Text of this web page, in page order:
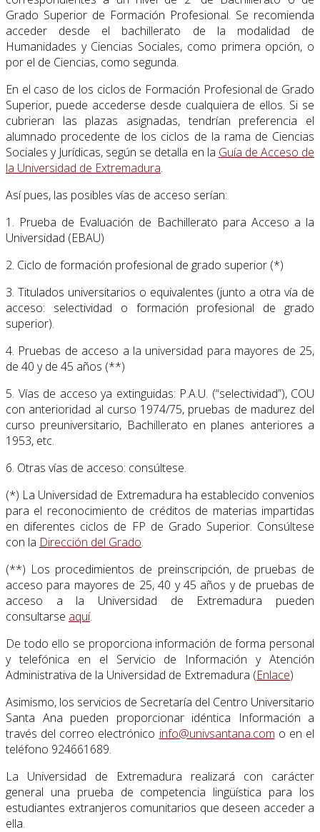
Grado Superior de Formación Profesional. Se recomienda
acceder desde el bachillerato de la modalidad de
Humanidades y Ciencias Sociales, como primera opción, o
por el de Ciencias, como segunda.
En el caso de los ciclos de Formación Profesional de Grado
Superior, puede accederse desde cualquiera de ellos. Si se
cubrieran las plazas asignadas, tendrían preferencia el
alumnado procedente de los ciclos de la rama de Ciencias
Sociales y Jurídicas, según se detalla en la Guía de Acceso de
la Universidad de Extremadura.
Así pues, las posibles vías de acceso serían:
1. Prueba de Evaluación de Bachillerato para Acceso a la
Universidad (EBAU)
2. Ciclo de formación profesional de grado superior (*)
3. Titulados universitarios o equivalentes (junto a otra vía de
acceso: selectividad o formación profesional de grado
superior).
4. Pruebas de acceso a la universidad para mayores de 25,
de 40 y de 45 años (**)
5. Vías de acceso ya extinguidas: P.A.U. (“selectividad”), COU
con anterioridad al curso 1974/75, pruebas de madurez del
curso preuniversitario, Bachillerato en planes anteriores a
1953, etc.
6. Otras vías de acceso: consúltese.
(*) La Universidad de Extremadura ha establecido convenios
para el reconocimiento de créditos de materias impartidas
en diferentes ciclos de FP de Grado Superior. Consúltese
con la Dirección del Grado.
(**) Los procedimientos de preinscripción, de pruebas de
acceso para mayores de 25, 40 y 45 años y de pruebas de
acceso a la Universidad de Extremadura pueden
consultarse aquí.
De todo ello se proporciona información de forma personal
y telefónica en el Servicio de Información y Atención
Administrativa de la Universidad de Extremadura (Enlace)
Asimismo, los servicios de Secretaría del Centro Universitario
Santa Ana pueden proporcionar idéntica Información a
través del correo electrónico info@univsantana.com o en el
teléfono 924661689.
La Universidad de Extremadura realizará con carácter
general una prueba de competencia lingüística para los
estudiantes extranjeros comunitarios que deseen acceder a
ella.